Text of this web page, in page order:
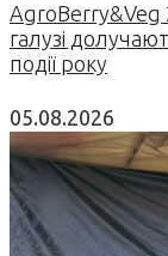
AgroBerry&Veg
галузі
події року
05.08.2026